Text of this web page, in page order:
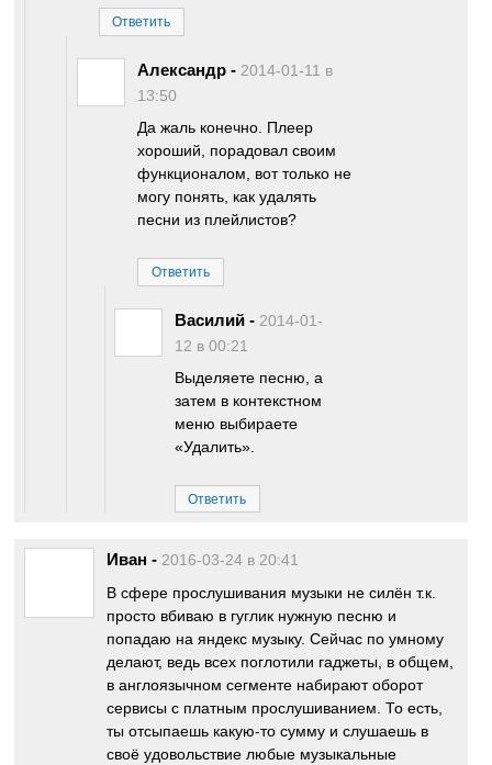
Ответить
Александр - 2014-01-11 в
13:50
Да жаль конечно. Плеер
хороший, порадовал своим
функционалом, вот только не
могу понять, как удалять
песни из плейлистов?
Ответить
Василий - 2014-01-
12 в 00:21
Выделяете песню, а
затем в контекстном
меню выбираете
«Удалить».
Ответить
Иван - 2016-03-24 в 20:41
В сфере прослушивания музыки не силён т.к.
просто вбиваю в гуглик нужную песню и
попадаю на яндекс музыку. Сейчас по умному
делают, ведь всех поглотили гаджеты, в общем,
в англоязычном сегменте набирают оборот
сервисы с платным прослушиванием. То есть,
ты отсыпаешь какую-то сумму и слушаешь в
своё удовольствие любые музыкальные